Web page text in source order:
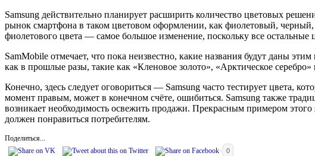
Samsung действительно планирует расширить количество цветовых
рынок смартфона в таком цветовом оформлении, как фиолетовый,
фиолетового цвета — самое большое изменение, поскольку все
SamMobile отмечает, что пока неизвестно, какие названия будут даны
как в прошлые разы, такие как «Кленовое золото», «Арктическое серебро»
Конечно, здесь следует оговориться — Samsung часто тестирует цвета,
момент правым, может в конечном счёте, ошибиться. Samsung также
возникает необходимость освежить продажи. Прекрасным примером
должен понравиться потребителям.
Поделиться...
0